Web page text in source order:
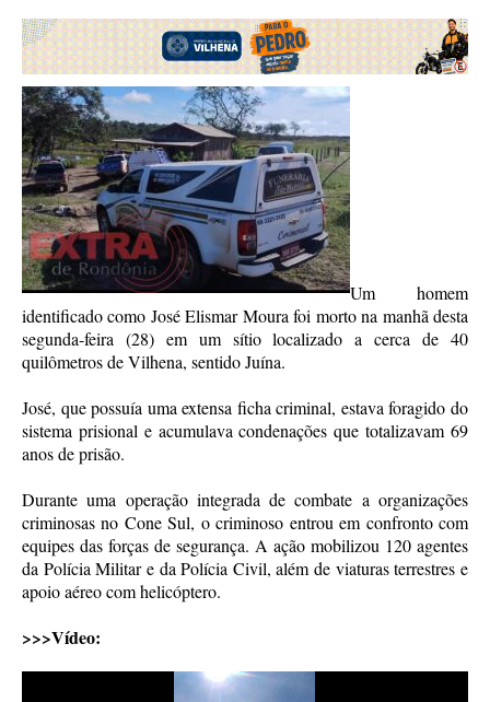
Um homem
identificado como José Elismar Moura foi morto na manhã desta
segunda-feira (28) em um sítio localizado a cerca de 40
quilômetros de Vilhena, sentido Juína.
José, que possuía uma extensa ficha criminal, estava foragido do
sistema prisional e acumulava condenações que totalizavam 69
anos de prisão.
Durante uma operação integrada de combate a organizações
criminosas no Cone Sul, o criminoso entrou em confronto com
equipes das forças de segurança. A ação mobilizou 120 agentes
da Polícia Militar e da Polícia Civil, além de viaturas terrestres e
apoio aéreo com helicóptero.
>>>Vídeo: